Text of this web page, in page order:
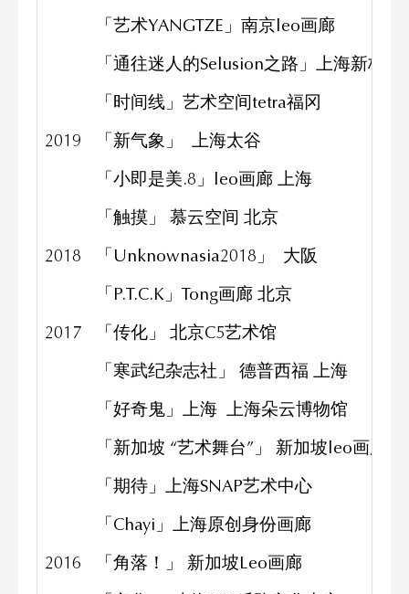
「艺术YANGTZE」南京leo画廊
「通往迷人的Selusion之路」上海新桥博
「时间线」艺术空间tetra福冈
2019
「新气象」 上海太谷
「小即是美.8」leo画廊 上海
「触摸」 慕云空间 北京
2018
「Unknownasia2018」 大阪
「P.T.C.K」Tong画廊 北京
2017
「传化」 北京C5艺术馆
「寒武纪杂志社」 德普西福 上海
「好奇鬼」上海 上海朵云博物馆
「新加坡 “艺术舞台”」 新加坡leo画廊
「期待」上海SNAP艺术中心
「Chayi」上海原创身份画廊
2016
「角落！」 新加坡Leo画廊